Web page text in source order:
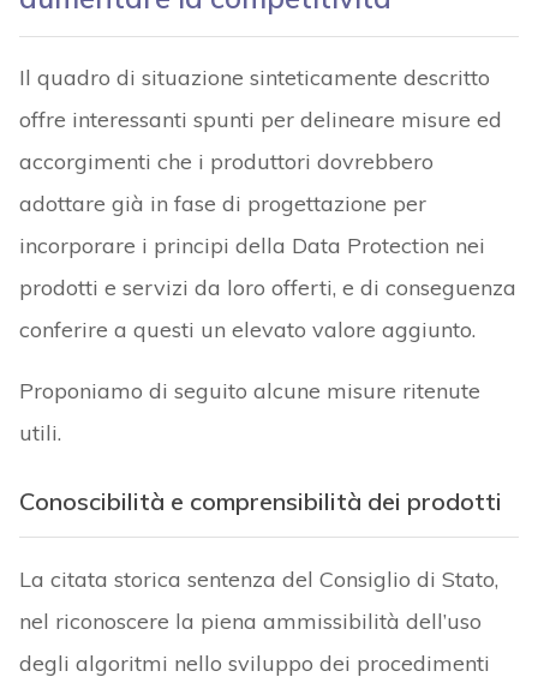
Il quadro di situazione sinteticamente descritto
offre interessanti spunti per delineare misure ed
accorgimenti che i produttori dovrebbero
adottare già in fase di progettazione per
incorporare i principi della Data Protection nei
prodotti e servizi da loro offerti, e di conseguenza
conferire a questi un elevato valore aggiunto.
Proponiamo di seguito alcune misure ritenute
utili.
Conoscibilità e comprensibilità dei prodotti
La citata storica sentenza del Consiglio di Stato,
nel riconoscere la piena ammissibilità dell’uso
degli algoritmi nello sviluppo dei procedimenti